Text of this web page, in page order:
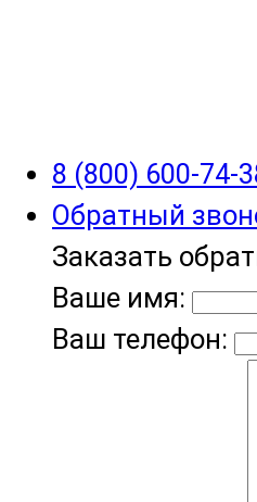
8 (800) 600-74-
Обратный
Заказать
Ваше имя:
Ваш телефон: